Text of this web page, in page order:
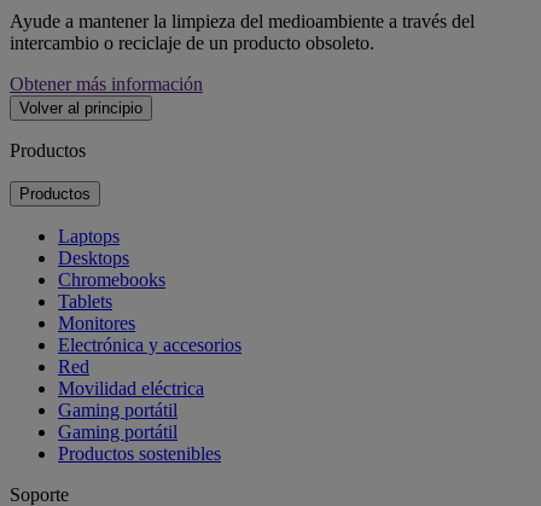
Ayude a mantener la limpieza del medioambiente a través del
intercambio o reciclaje de un producto obsoleto.
Obtener más información
Volver al principio
Productos
Productos
Laptops
Desktops
Chromebooks
Tablets
Monitores
Electrónica y accesorios
Red
Movilidad eléctrica
Gaming portátil
Gaming portátil
Productos sostenibles
Soporte